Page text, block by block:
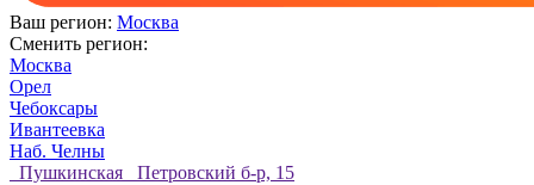
Ваш регион: Москва
Сменить регион:
Москва
Орел
Чебоксары
Ивантеевка
Наб. Челны
Пушкинская Петровский б-р, 15